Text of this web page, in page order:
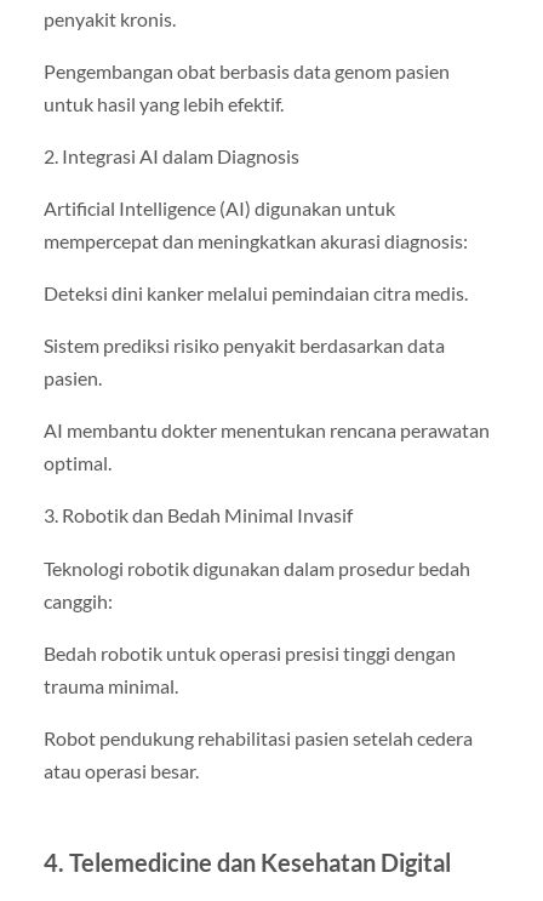
penyakit kronis.
Pengembangan obat berbasis data genom pasien
untuk hasil yang lebih efektif.
2. Integrasi AI dalam Diagnosis
Artificial Intelligence (AI) digunakan untuk
mempercepat dan meningkatkan akurasi diagnosis:
Deteksi dini kanker melalui pemindaian citra medis.
Sistem prediksi risiko penyakit berdasarkan data
pasien.
AI membantu dokter menentukan rencana perawatan
optimal.
3. Robotik dan Bedah Minimal Invasif
Teknologi robotik digunakan dalam prosedur bedah
canggih:
Bedah robotik untuk operasi presisi tinggi dengan
trauma minimal.
Robot pendukung rehabilitasi pasien setelah cedera
atau operasi besar.
4. Telemedicine dan Kesehatan Digital